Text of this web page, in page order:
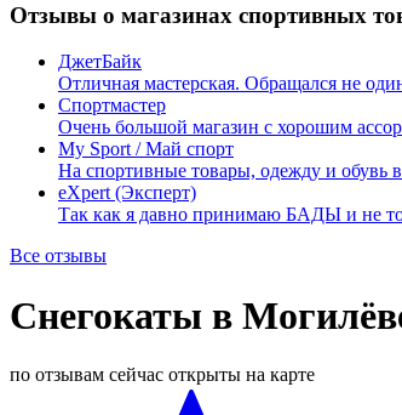
Отзывы о магазинах спортивных
ДжетБайк
Отличная мастерская. Обращался не
Спортмастер
Очень большой магазин с хорошим
My Sport / Май спорт
На спортивные товары, одежду и обувь
eXpert (Эксперт)
Так как я давно принимаю БАДЫ и не
Все отзывы
Снегокаты в
по отзывам сейчас открыты на карте